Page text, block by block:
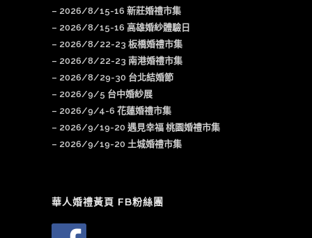
– 2026/8/15-16 新莊婚禮市集
– 2026/8/15-16 高雄婚紗體驗日
– 2026/8/22-23 板橋婚禮市集
– 2026/8/22-23 南港婚禮市集
– 2026/8/29-30 台北結婚節
– 2026/9/5 台中婚紗展
– 2026/9/4-6 花蓮婚禮市集
– 2026/9/19-20 遇見幸福 桃園婚禮市集
– 2026/9/19-20 土城婚禮市集
華人婚禮黃頁 FB粉絲團